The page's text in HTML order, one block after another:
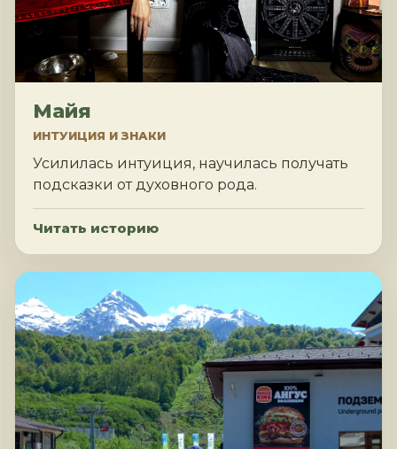
Майя
ИНТУИЦИЯ И ЗНАКИ
Усилилась интуиция, научилась получать
подсказки от духовного рода.
Читать историю